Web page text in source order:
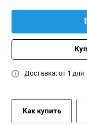
Доставка: от 1 дня
Как купить